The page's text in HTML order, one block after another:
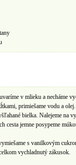
v mlieku a necháme
primiešame vodu a
bielka. Nalejeme na
cesta jemne posypeme
s vanilkovým
vychladnutý zákusok.